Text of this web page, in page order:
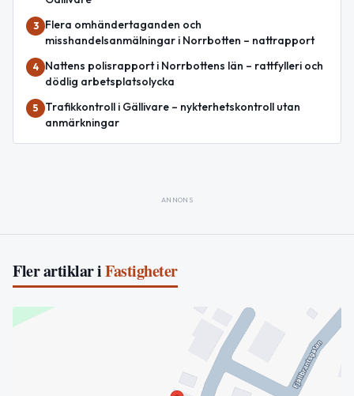
3
Flera omhändertaganden och
misshandelsanmälningar i Norrbotten – nattrapport
4
Nattens polisrapport i Norrbottens län – rattfylleri och
dödlig arbetsplatsolycka
5
Trafikkontroll i Gällivare – nykterhetskontroll utan
anmärkningar
ANNONS
Fler artiklar iFastigheter